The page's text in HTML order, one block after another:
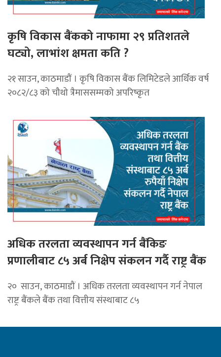
कृषि विकास बैंकको नाफामा २९ प्रतिशतले
घट्यो, लाभांश क्षमता कति ?
२१ साउन, काठमाडाैं । कृषि विकास बैंक लिमिटेडले आर्थिक वर्ष
२०८२/८३ को चौथो त्रैमाससम्मको अपरिष्कृत
अधिक तरलता व्यवस्थापन गर्न बैंकिङ
प्रणालीबाट ८५ अर्ब निक्षेप संकलन गर्दै राष्ट्र बैंक
२० साउन, काठमाडौं । अधिक तरलता व्यवस्थापन गर्न नेपाल
राष्ट्र बैंकले बैंक तथा वित्तीय संस्थाबाट ८५